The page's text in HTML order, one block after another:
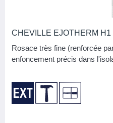
CHEVILLE EJOTHERM H1
Rosace très fine (renforcée
enfoncement précis dans